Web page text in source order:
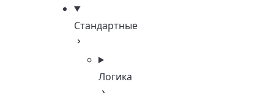
Стандартные
Логика